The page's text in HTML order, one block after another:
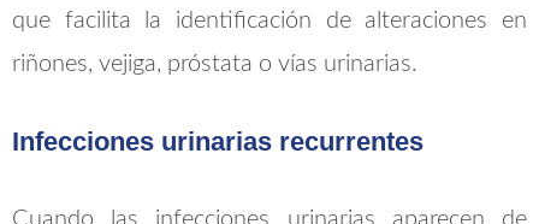
que facilita la identificación de alteraciones en
riñones, vejiga, próstata o vías urinarias.
Infecciones urinarias recurrentes